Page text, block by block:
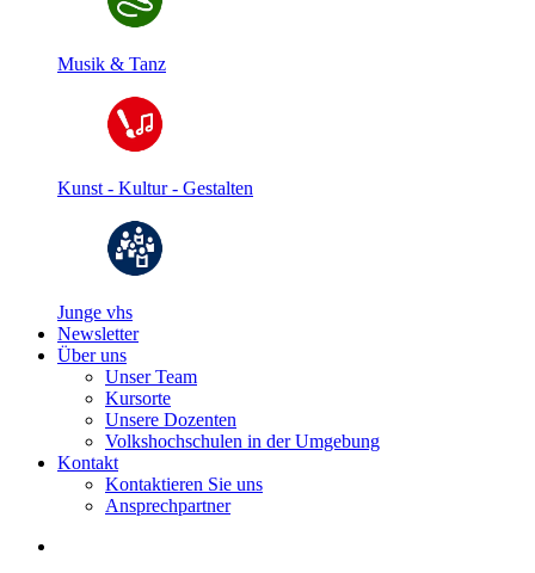
Musik & Tanz
Kunst - Kultur - Gestalten
Junge vhs
Newsletter
Über uns
Unser Team
Kursorte
Unsere Dozenten
Volkshochschulen in der Umgebung
Kontakt
Kontaktieren Sie uns
Ansprechpartner